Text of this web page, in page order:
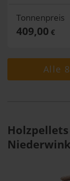
Tonnenpreis
409,00 €
Alle